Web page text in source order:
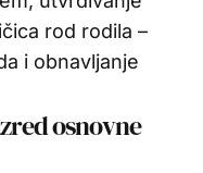
rod rodila –
i obnavljanje
osnovne